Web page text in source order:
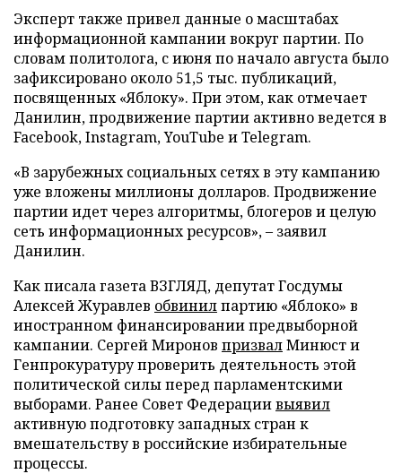
Эксперт также привел данные о масштабах
информационной кампании вокруг партии. По
словам политолога, с июня по начало августа было
зафиксировано около 51,5 тыс. публикаций,
посвященных «Яблоку». При этом, как отмечает
Данилин, продвижение партии активно ведется в
Facebook, Instagram, YouTube и Telegram.
«В зарубежных социальных сетях в эту кампанию
уже вложены миллионы долларов. Продвижение
партии идет через алгоритмы, блогеров и целую
сеть информационных ресурсов», – заявил
Данилин.
Как писала газета ВЗГЛЯД, депутат Госдумы
Алексей Журавлев обвинилпартию «Яблоко» в
иностранном финансировании предвыборной
кампании. Сергей Миронов призвалМинюст и
Генпрокуратуру проверить деятельность этой
политической силы перед парламентскими
выборами. Ранее Совет Федерациивыявил
активную подготовку западных стран к
вмешательству в российские избирательные
процессы.